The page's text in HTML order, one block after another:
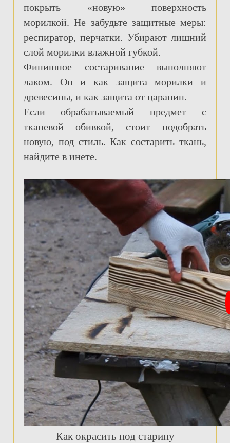
покрыть «новую» поверхность
морилкой. Не забудьте защитные меры:
респиратор, перчатки. Убирают лишний
слой морилки влажной губкой.
Финишное состаривание выполняют
лаком. Он и как защита морилки и
древесины, и как защита от царапин.
Если обрабатываемый предмет с
тканевой обивкой, стоит подобрать
новую, под стиль. Как состарить ткань,
найдите в инете.
Как окрасить под старину